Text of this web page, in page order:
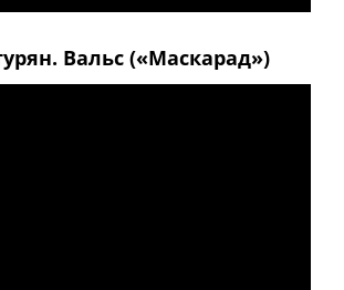
Вальс («Маскарад»)